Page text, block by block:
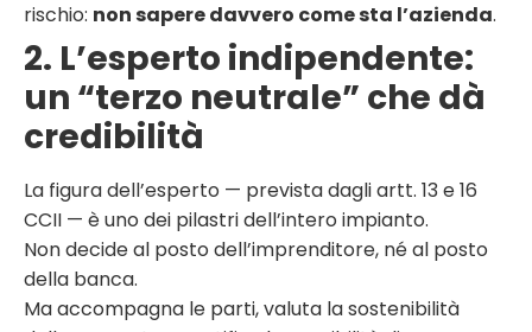
rischio: non sapere davvero come sta l’azienda.
2. L’esperto indipendente:
un “terzo neutrale” che dà
credibilità
La figura dell’esperto — prevista dagli artt. 13 e 16
CCII — è uno dei pilastri dell’intero impianto.
Non decide al posto dell’imprenditore, né al posto
della banca.
Ma accompagna le parti, valuta la sostenibilità